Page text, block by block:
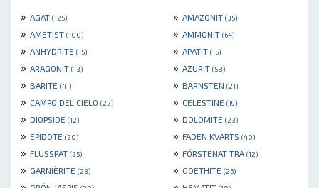
» AGAT (125) » AMAZONIT (35)
» AMETIST (100) » AMMONIT (64)
» ANHYDRITE (15) » APATIT (15)
» ARAGONIT (13) » AZURIT (58)
» BARITE (41) » BÄRNSTEN (21)
» CAMPO DEL CIELO (22) » CELESTINE (19)
» DIOPSIDE (12) » DOLOMITE (23)
» EPIDOTE (20) » FADEN KVARTS (40)
» FLUSSPAT (25) » FÖRSTENAT TRÄ (12)
» GARNIÈRITE (23) » GOETHITE (26)